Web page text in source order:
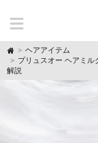
H
o
m
ヘアアイテム
プリュスオー ヘアミル
解説